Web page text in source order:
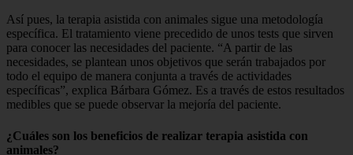
Así pues, la terapia asistida con animales sigue una metodología
específica. El tratamiento viene precedido de unos tests que sirven
para conocer las necesidades del paciente. “A partir de las
necesidades, se plantean unos objetivos que serán trabajados por
todo el equipo de manera conjunta a través de actividades
específicas”, explica Bárbara Gómez. Es a través de estos resultados
medibles que se puede observar la mejoría del paciente.
¿Cuáles son los beneficios de realizar terapia asistida con
animales?